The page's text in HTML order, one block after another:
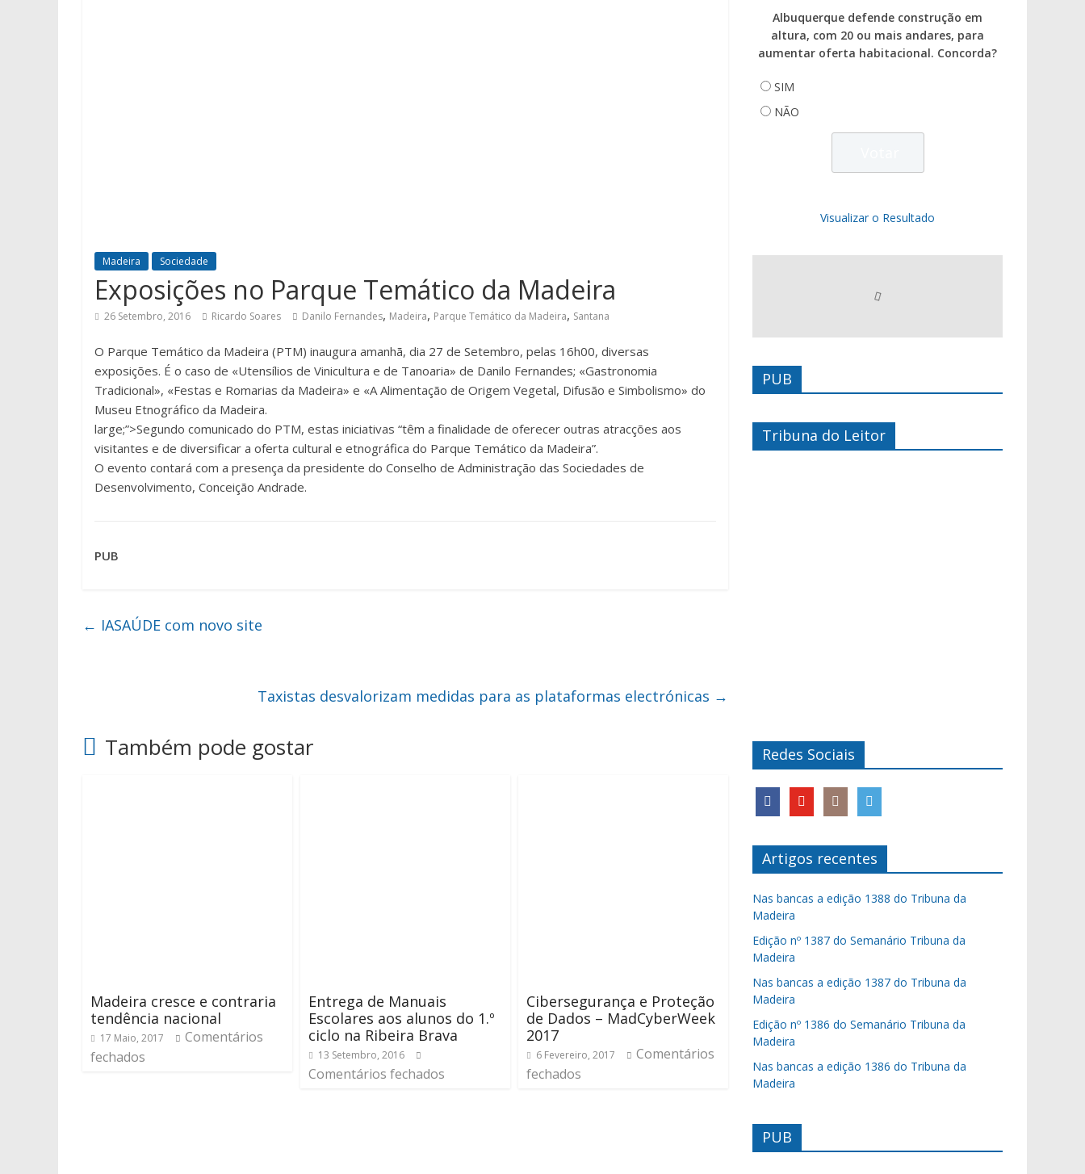
Madeira Sociedade
Exposições no Parque Temático da Madeira
26 Setembro, 2016 Ricardo Soares Danilo Fernandes, Madeira, Parque Temático da Madeira, Santana
O Parque Temático da Madeira (PTM) inaugura amanhã, dia 27 de Setembro, pelas 16h00, diversas
exposições. É o caso de «Utensílios de Vinicultura e de Tanoaria» de Danilo Fernandes; «Gastronomia
Tradicional», «Festas e Romarias da Madeira» e «A Alimentação de Origem Vegetal, Difusão e Simbolismo» do
Museu Etnográfico da Madeira.
large;”>Segundo comunicado do PTM, estas iniciativas “têm a finalidade de oferecer outras atracções aos
visitantes e de diversificar a oferta cultural e etnográfica do Parque Temático da Madeira”.
O evento contará com a presença da presidente do Conselho de Administração das Sociedades de
Desenvolvimento, Conceição Andrade.
PUB
← IASAÚDE com novo site
Taxistas desvalorizam medidas para as plataformas electrónicas →
Também pode gostar
Madeira cresce e contraria
tendência nacional
17 Maio, 2017
Comentários
fechados
Entrega de Manuais
Escolares aos alunos do 1.º
ciclo na Ribeira Brava
13 Setembro, 2016
Comentários fechados
Cibersegurança e Proteção
de Dados – MadCyberWeek
2017
6 Fevereiro, 2017
Comentários
fechados
Albuquerque defende construção em
altura, com 20 ou mais andares, para
aumentar oferta habitacional. Concorda?
SIM
NÃO
Visualizar o Resultado
PUB
Tribuna do Leitor
Redes Sociais
Artigos recentes
Nas bancas a edição 1388 do Tribuna da
Madeira
Edição nº 1387 do Semanário Tribuna da
Madeira
Nas bancas a edição 1387 do Tribuna da
Madeira
Edição nº 1386 do Semanário Tribuna da
Madeira
Nas bancas a edição 1386 do Tribuna da
Madeira
PUB